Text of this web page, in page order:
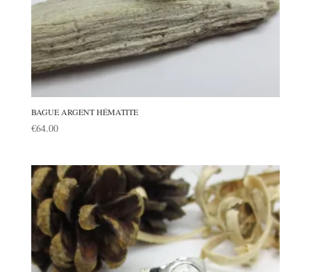
BAGUE ARGENT HÉMATITE
€64.00